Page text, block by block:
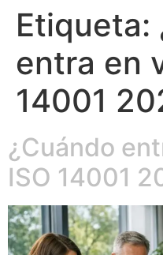
Etiqueta:
entra en
14001
¿Cuándo
ISO 14001